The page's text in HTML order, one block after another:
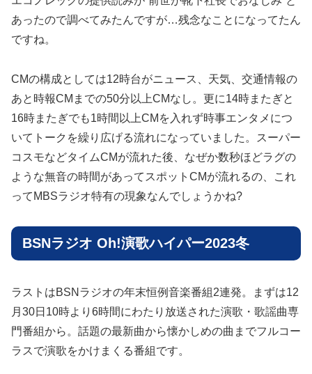
あったので調べてみたんですが…残念なことになってたん
ですね。
CMの構成としては12時台がニュース、天気、交通情報の
あと時報CMまでの50分以上CMなし。更に14時またぎと
16時またぎでも1時間以上CMを入れず時事エンタメにつ
いてトークを繰り広げる流れになっていました。スーパー
コスモなどタイムCMが流れた後、なぜか数秒ほどラグの
ような無音の時間があってスポットCMが流れるの、これ
ってMBSラジオ特有の現象なんでしょうかね?
BSNラジオ Oh!演歌ハイパー2023冬
ラストはBSNラジオの年末恒例音楽番組2連発。まずは12
月30日10時より6時間にわたり放送された演歌・歌謡曲専
門番組から。話題の最新曲から懐かしめの曲までフルコー
ラスで演歌をかけまくる番組です。